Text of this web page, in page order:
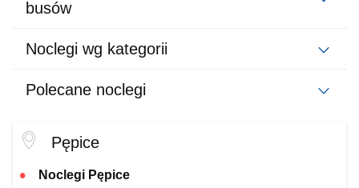
busów
Noclegi wg kategorii
Polecane noclegi
Pępice
Noclegi Pępice